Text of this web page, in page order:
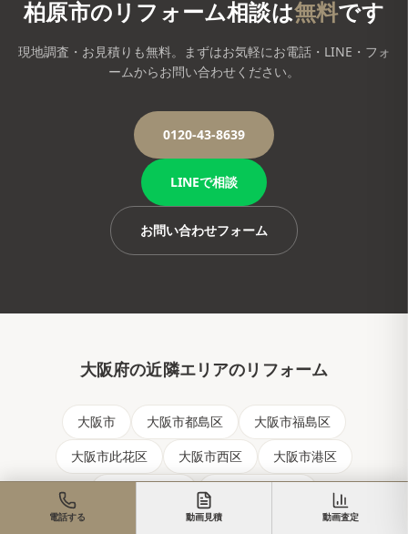
柏原市のリフォーム相談は無料です
現地調査・お見積りも無料。まずはお気軽にお電話・LINE・フォ
ームからお問い合わせください。
0120-43-8639
LINEで相談
お問い合わせフォーム
大阪府の近隣エリアのリフォーム
大阪市 大阪市都島区
大阪市福島区
大阪市此花区
大阪市西区
大阪市港区
電話する 動画見積 動画査定